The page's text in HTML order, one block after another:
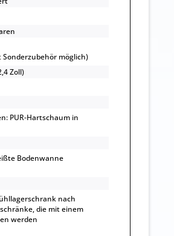
Sonderzubehör möglich)
Zoll)
PUR-Hartschaum in
Bodenwanne
nach
die mit einem
werden